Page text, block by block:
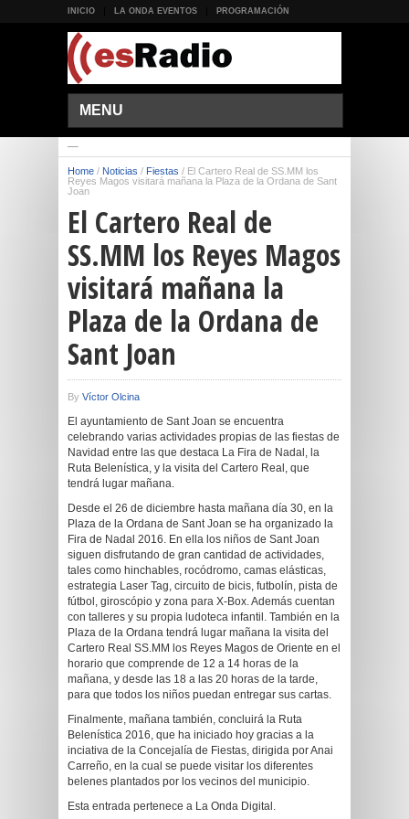
INICIO LA ONDA EVENTOS PROGRAMACIÓN
MENU
Home / Noticias / Fiestas / El Cartero Real de SS.MM los
Reyes Magos visitará mañana la Plaza de la Ordana de Sant
Joan
El Cartero Real de
SS.MM los Reyes Magos
visitará mañana la
Plaza de la Ordana de
Sant Joan
By Víctor Olcina
El ayuntamiento de Sant Joan se encuentra
celebrando varias actividades propias de las fiestas de
Navidad entre las que destaca La Fira de Nadal, la
Ruta Belenística, y la visita del Cartero Real, que
tendrá lugar mañana.
Desde el 26 de diciembre hasta mañana día 30, en la
Plaza de la Ordana de Sant Joan se ha organizado la
Fira de Nadal 2016. En ella los niños de Sant Joan
siguen disfrutando de gran cantidad de actividades,
tales como hinchables, rocódromo, camas elásticas,
estrategia Laser Tag, circuito de bicis, futbolín, pista de
fútbol, giroscópio y zona para X-Box. Además cuentan
con talleres y su propia ludoteca infantil. También en la
Plaza de la Ordana tendrá lugar mañana la visita del
Cartero Real SS.MM los Reyes Magos de Oriente en el
horario que comprende de 12 a 14 horas de la
mañana, y desde las 18 a las 20 horas de la tarde,
para que todos los niños puedan entregar sus cartas.
Finalmente, mañana también, concluirá la Ruta
Belenística 2016, que ha iniciado hoy gracias a la
inciativa de la Concejalía de Fiestas, dirigida por Anai
Carreño, en la cual se puede visitar los diferentes
belenes plantados por los vecinos del municipio.
Esta entrada pertenece a La Onda Digital.